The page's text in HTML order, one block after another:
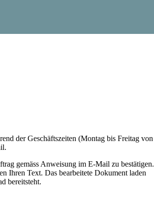
der Geschäftszeiten (Montag bis Freitag von
gemäss Anweisung im E-Mail zu bestätigen.
Ihren Text. Das bearbeitete Dokument laden
bereitsteht.